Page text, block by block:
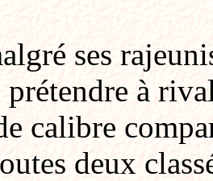
ses
prétendre à
calibre
deux